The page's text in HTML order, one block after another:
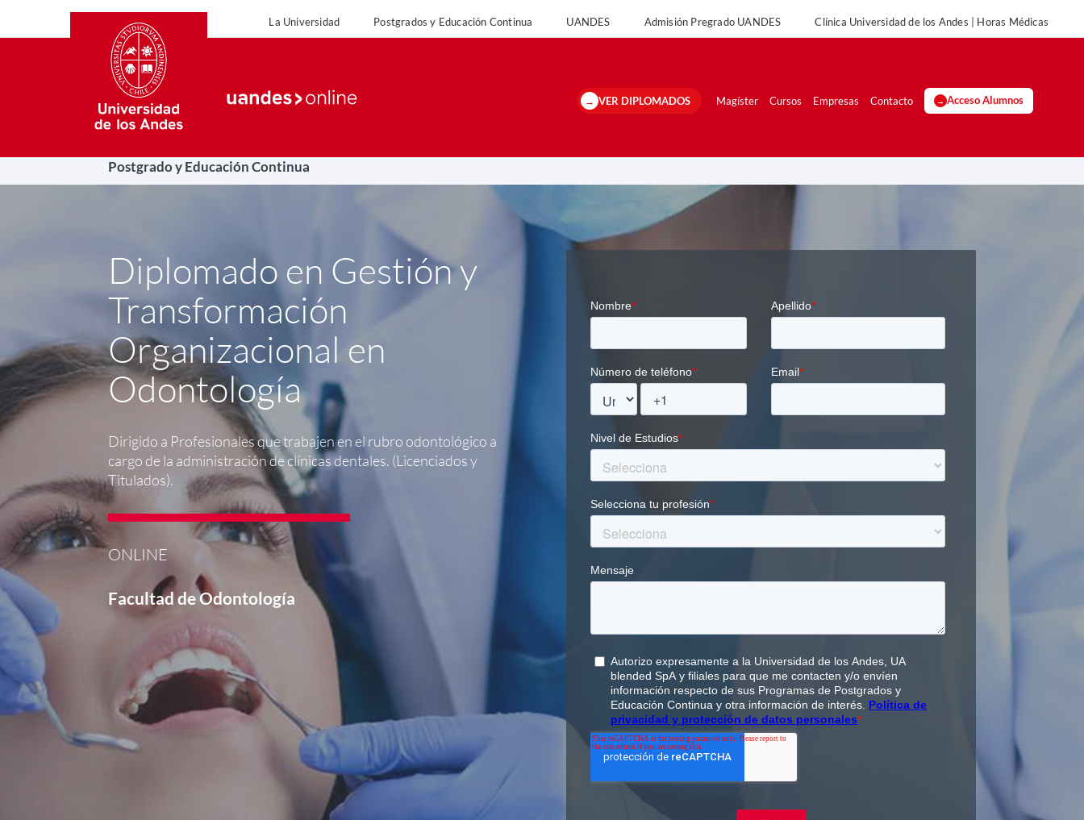
VER DIPLOMADOS Magíster Cursos Empresas Contacto Acceso Alumnos
La Universidad Postgrados y Educación Continua UANDES Admisión Pregrado UANDES Clínica Universidad de los Andes | Horas Médicas
Postgrado y Educación Continua
Diplomado en Gestión y
Transformación
Organizacional en
Odontología
Dirigido a Profesionales que trabajen en el rubro odontológico a
cargo de la administración de clínicas dentales. (Licenciados y
Titulados).
ONLINE
Facultad de Odontología